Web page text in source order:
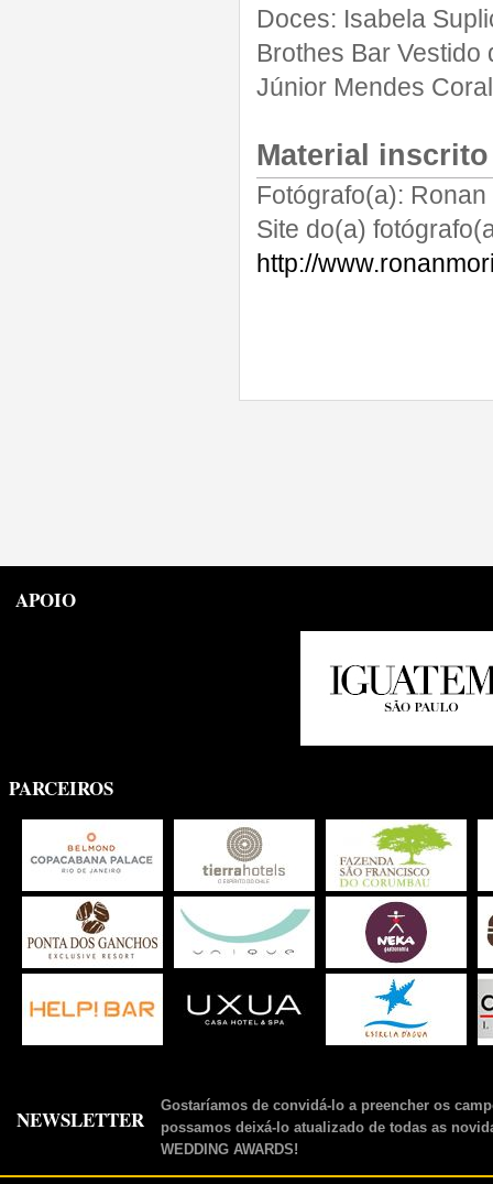
Doces: Isabela
Brothes Bar
Júnior Mendes
Material inscrito
Fotógrafo(a):
Site do(a)
http://
APOIO
PARCEIROS
NEWSLETTER
Gostaríamos de convidá-lo a preencher os
possamos deixá-lo atualizado de todas as
WEDDING AWARDS!